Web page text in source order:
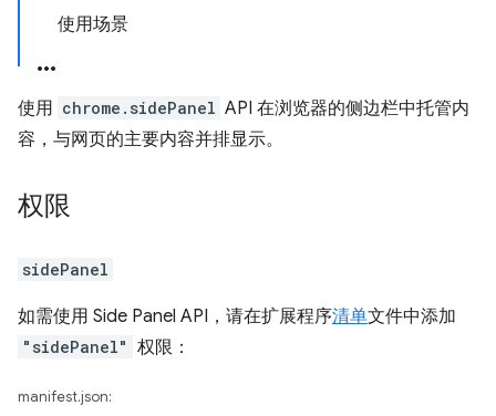
使用场景
使用 chrome.sidePanel API 在浏览器的侧边栏中托管内
容，与网页的主要内容并排显示。
权限
sidePanel
如需使用 Side Panel API，请在扩展程序清单文件中添加
"sidePanel" 权限：
manifest.json: